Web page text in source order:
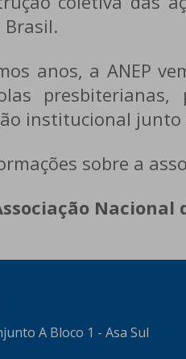
anos, a ANEP
institucional junto
sobre a
A Bloco 1 - Asa Sul